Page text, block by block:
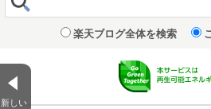
新しい
楽天ブログ全体を検索